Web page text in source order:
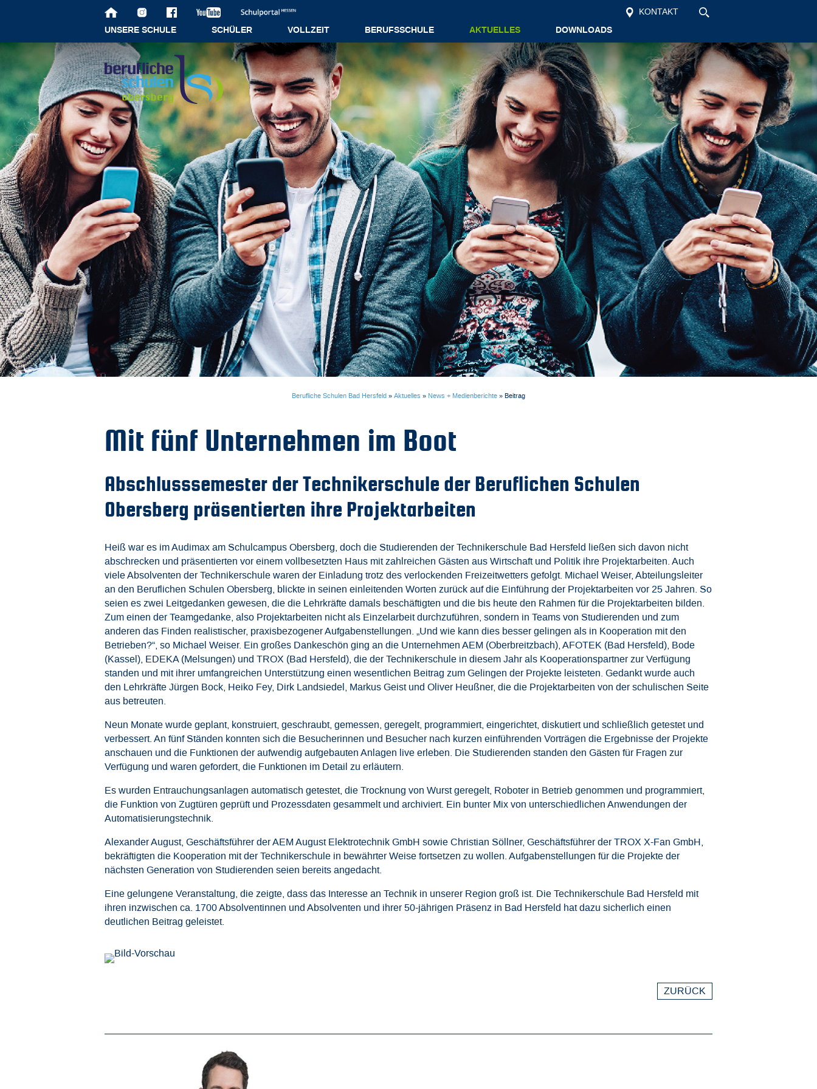
KONTAKT
UNSERE SCHULE SCHÜLER VOLLZEIT BERUFSSCHULE AKTUELLES DOWNLOADS
Berufliche Schulen Bad Hersfeld » Aktuelles » News + Medienberichte » Beitrag
Mit fünf Unternehmen im Boot
Abschlusssemester der Technikerschule der Beruflichen Schulen
Obersberg präsentierten ihre Projektarbeiten
Heiß war es im Audimax am Schulcampus Obersberg, doch die Studierenden der Technikerschule Bad Hersfeld ließen sich davon nicht
abschrecken und präsentierten vor einem vollbesetzten Haus mit zahlreichen Gästen aus Wirtschaft und Politik ihre Projektarbeiten. Auch
viele Absolventen der Technikerschule waren der Einladung trotz des verlockenden Freizeitwetters gefolgt. Michael Weiser, Abteilungsleiter
an den Beruflichen Schulen Obersberg, blickte in seinen einleitenden Worten zurück auf die Einführung der Projektarbeiten vor 25 Jahren. So
seien es zwei Leitgedanken gewesen, die die Lehrkräfte damals beschäftigten und die bis heute den Rahmen für die Projektarbeiten bilden.
Zum einen der Teamgedanke, also Projektarbeiten nicht als Einzelarbeit durchzuführen, sondern in Teams von Studierenden und zum
anderen das Finden realistischer, praxisbezogener Aufgabenstellungen. „Und wie kann dies besser gelingen als in Kooperation mit den
Betrieben?“, so Michael Weiser. Ein großes Dankeschön ging an die Unternehmen AEM (Oberbreitzbach), AFOTEK (Bad Hersfeld), Bode
(Kassel), EDEKA (Melsungen) und TROX (Bad Hersfeld), die der Technikerschule in diesem Jahr als Kooperationspartner zur Verfügung
standen und mit ihrer umfangreichen Unterstützung einen wesentlichen Beitrag zum Gelingen der Projekte leisteten. Gedankt wurde auch
den Lehrkräfte Jürgen Bock, Heiko Fey, Dirk Landsiedel, Markus Geist und Oliver Heußner, die die Projektarbeiten von der schulischen Seite
aus betreuten.
Neun Monate wurde geplant, konstruiert, geschraubt, gemessen, geregelt, programmiert, eingerichtet, diskutiert und schließlich getestet und
verbessert. An fünf Ständen konnten sich die Besucherinnen und Besucher nach kurzen einführenden Vorträgen die Ergebnisse der Projekte
anschauen und die Funktionen der aufwendig aufgebauten Anlagen live erleben. Die Studierenden standen den Gästen für Fragen zur
Verfügung und waren gefordert, die Funktionen im Detail zu erläutern.
Es wurden Entrauchungsanlagen automatisch getestet, die Trocknung von Wurst geregelt, Roboter in Betrieb genommen und programmiert,
die Funktion von Zugtüren geprüft und Prozessdaten gesammelt und archiviert. Ein bunter Mix von unterschiedlichen Anwendungen der
Automatisierungstechnik.
Alexander August, Geschäftsführer der AEM August Elektrotechnik GmbH sowie Christian Söllner, Geschäftsführer der TROX X-Fan GmbH,
bekräftigten die Kooperation mit der Technikerschule in bewährter Weise fortsetzen zu wollen. Aufgabenstellungen für die Projekte der
nächsten Generation von Studierenden seien bereits angedacht.
Eine gelungene Veranstaltung, die zeigte, dass das Interesse an Technik in unserer Region groß ist. Die Technikerschule Bad Hersfeld mit
ihren inzwischen ca. 1700 Absolventinnen und Absolventen und ihrer 50-jährigen Präsenz in Bad Hersfeld hat dazu sicherlich einen
deutlichen Beitrag geleistet.
ZURÜCK
Startseite
Unsere Schule
Schüler
Vollzeit
Berufsschule
Aktuelles
Kontakt
Suche
Downloads
Datenschutz
Impressum